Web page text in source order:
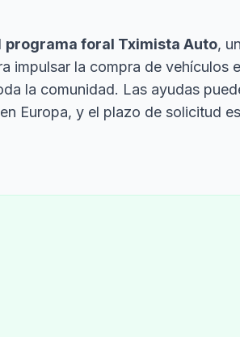
programa foral Tximista Auto,
impulsar la compra de vehículos
la comunidad. Las ayudas
Europa, y el plazo de solicitud